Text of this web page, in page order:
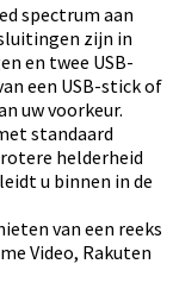
spectrum aan
zijn in
en twee USB-
een USB-stick of
uw voorkeur.
standaard
helderheid
u binnen in de
van een reeks
Video, Rakuten